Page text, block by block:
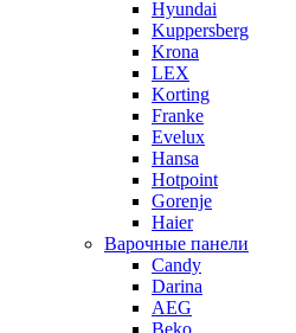
Hyundai
Kuppersberg
Krona
LEX
Korting
Franke
Evelux
Hansa
Hotpoint
Gorenje
Haier
Варочные панели
Candy
Darina
AEG